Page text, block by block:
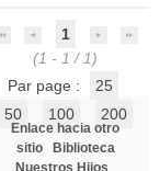
1
(1 - 1 / 1)
Par page :
25
50
100 200
Enlace hacia otro
sitio
Biblioteca
Nuestros Hijos